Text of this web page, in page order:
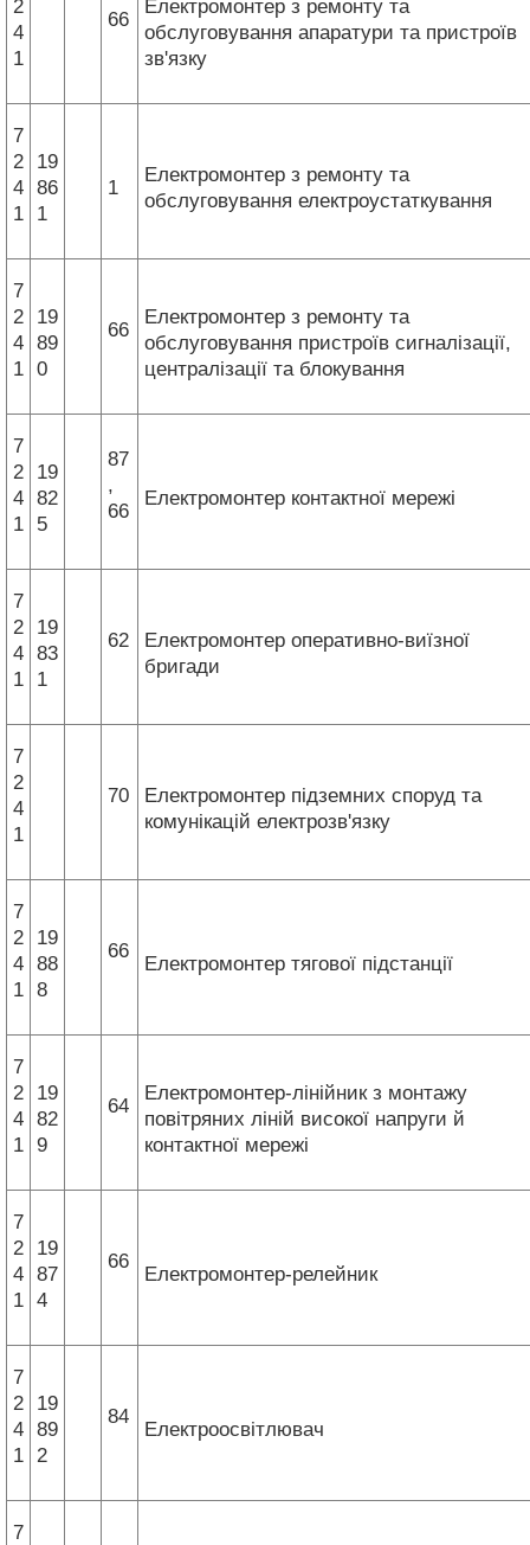
2
4
1
66
Електромонтер з ремонту та
обслуговування апаратури та пристроїв
зв'язку
7
2
4
1
19
86
1
1
Електромонтер з ремонту та
обслуговування електроустаткування
7
2
4
1
19
89
0
66
Електромонтер з ремонту та
обслуговування пристроїв сигналізації,
централізації та блокування
7
2
4
1
19
82
5
87
,
66
Електромонтер контактної мережі
7
2
4
1
19
83
1
62
Електромонтер оперативно-виїзної
бригади
7
2
4
1
70
Електромонтер підземних споруд та
комунікацій електрозв'язку
7
2
4
1
19
88
8
66
Електромонтер тягової підстанції
7
2
4
1
19
82
9
64
Електромонтер-лінійник з монтажу
повітряних ліній високої напруги й
контактної мережі
7
2
4
1
19
87
4
66
Електромонтер-релейник
7
2
4
1
19
89
2
84
Електроосвітлювач
7